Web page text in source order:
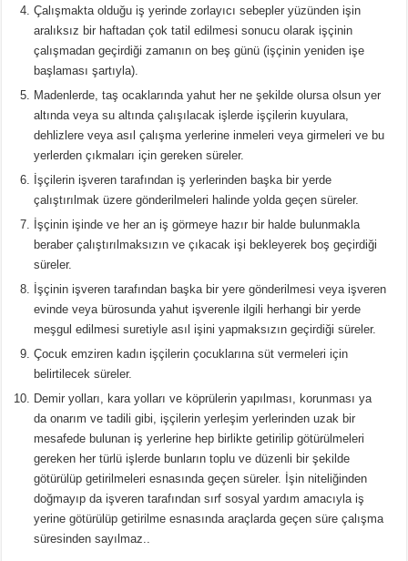
Çalışmakta olduğu iş yerinde zorlayıcı sebepler yüzünden işin
aralıksız bir haftadan çok tatil edilmesi sonucu olarak işçinin
çalışmadan geçirdiği zamanın on beş günü (işçinin yeniden işe
başlaması şartıyla).
Madenlerde, taş ocaklarında yahut her ne şekilde olursa olsun yer
altında veya su altında çalışılacak işlerde işçilerin kuyulara,
dehlizlere veya asıl çalışma yerlerine inmeleri veya girmeleri ve bu
yerlerden çıkmaları için gereken süreler.
İşçilerin işveren tarafından iş yerlerinden başka bir yerde
çalıştırılmak üzere gönderilmeleri halinde yolda geçen süreler.
İşçinin işinde ve her an iş görmeye hazır bir halde bulunmakla
beraber çalıştırılmaksızın ve çıkacak işi bekleyerek boş geçirdiği
süreler.
İşçinin işveren tarafından başka bir yere gönderilmesi veya işveren
evinde veya bürosunda yahut işverenle ilgili herhangi bir yerde
meşgul edilmesi suretiyle asıl işini yapmaksızın geçirdiği süreler.
Çocuk emziren kadın işçilerin çocuklarına süt vermeleri için
belirtilecek süreler.
Demir yolları, kara yolları ve köprülerin yapılması, korunması ya
da onarım ve tadili gibi, işçilerin yerleşim yerlerinden uzak bir
mesafede bulunan iş yerlerine hep birlikte getirilip götürülmeleri
gereken her türlü işlerde bunların toplu ve düzenli bir şekilde
götürülüp getirilmeleri esnasında geçen süreler. İşin niteliğinden
doğmayıp da işveren tarafından sırf sosyal yardım amacıyla iş
yerine götürülüp getirilme esnasında araçlarda geçen süre çalışma
süresinden sayılmaz..